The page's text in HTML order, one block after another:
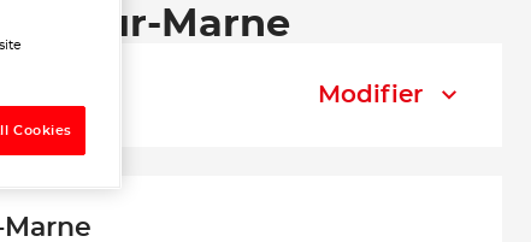
sur-Marne
Modifier
Marne
Cookies